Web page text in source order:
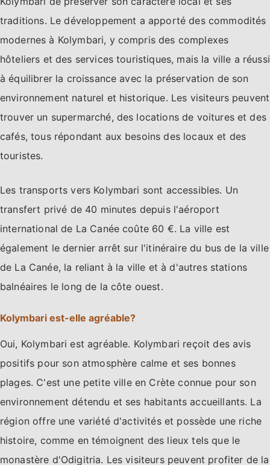
traditions. Le développement a apporté des commodités
modernes à Kolymbari, y compris des complexes
hôteliers et des services touristiques, mais la ville a réussi
à équilibrer la croissance avec la préservation de son
environnement naturel et historique. Les visiteurs peuvent
trouver un supermarché, des locations de voitures et des
cafés, tous répondant aux besoins des locaux et des
touristes.
Les transports vers Kolymbari sont accessibles. Un
transfert privé de 40 minutes depuis l'aéroport
international de La Canée coûte 60 €. La ville est
également le dernier arrêt sur l'itinéraire du bus de la ville
de La Canée, la reliant à la ville et à d'autres stations
balnéaires le long de la côte ouest.
Kolymbari est-elle agréable?
Oui, Kolymbari est agréable. Kolymbari reçoit des avis
positifs pour son atmosphère calme et ses bonnes
plages. C'est une petite ville en Crète connue pour son
environnement détendu et ses habitants accueillants. La
région offre une variété d'activités et possède une riche
histoire, comme en témoignent des lieux tels que le
monastère d'Odigitria. Les visiteurs peuvent profiter de la